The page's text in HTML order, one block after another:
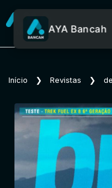
AYA Bancah
Início ❯ Revistas ❯